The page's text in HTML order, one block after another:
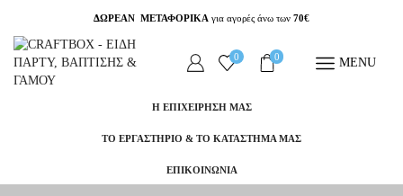
ΔΩΡΕΑΝ ΜΕΤΑΦΟΡΙΚΑ για αγορές άνω των 70€
0 0 MENU
Η ΕΠΙΧΕΙΡΗΣΗ ΜΑΣ
ΤΟ ΕΡΓΑΣΤΗΡΙΟ & ΤΟ ΚΑΤΑΣΤΗΜΑ ΜΑΣ
ΕΠΙΚΟΙΝΩΝΙΑ